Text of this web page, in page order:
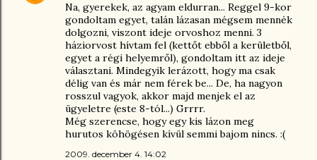
Na, gyerekek, az agyam eldurran... Reggel 9-kor
gondoltam egyet, talán lázasan mégsem mennék
dolgozni, viszont ideje orvoshoz menni. 3
háziorvost hívtam fel (kettőt ebből a kerületből,
egyet a régi helyemről), gondoltam itt az ideje
választani. Mindegyik lerázott, hogy ma csak
délig van és már nem férek be... De, ha nagyon
rosszul vagyok, akkor majd menjek el az
ügyeletre (este 8-tól...) Grrrr.
Még szerencse, hogy egy kis lázon meg
hurutos köhögésen kívül semmi bajom nincs. :(
2009. december 4. 14:02